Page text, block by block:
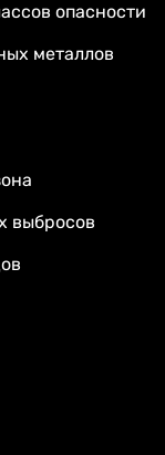
опасности
металлов
выбросов